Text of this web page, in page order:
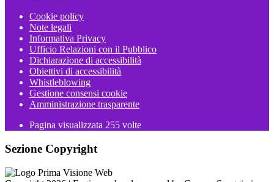
Cookie policy
Note legali
Informativa Privacy
Ufficio Relazioni con il Pubblico
Dichiarazione di accessibilità
Obiettivi di accessibilità
Whistleblowing
Gestione consensi cookie
Amministrazione trasparente
Pagina visualizzata 255 volte
Sezione Copyright